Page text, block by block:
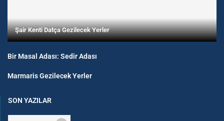
Şair Kenti Datça Gezilecek Yerler
Bir Masal Adası: Sedir Adası
Marmaris Gezilecek Yerler
SON YAZILAR